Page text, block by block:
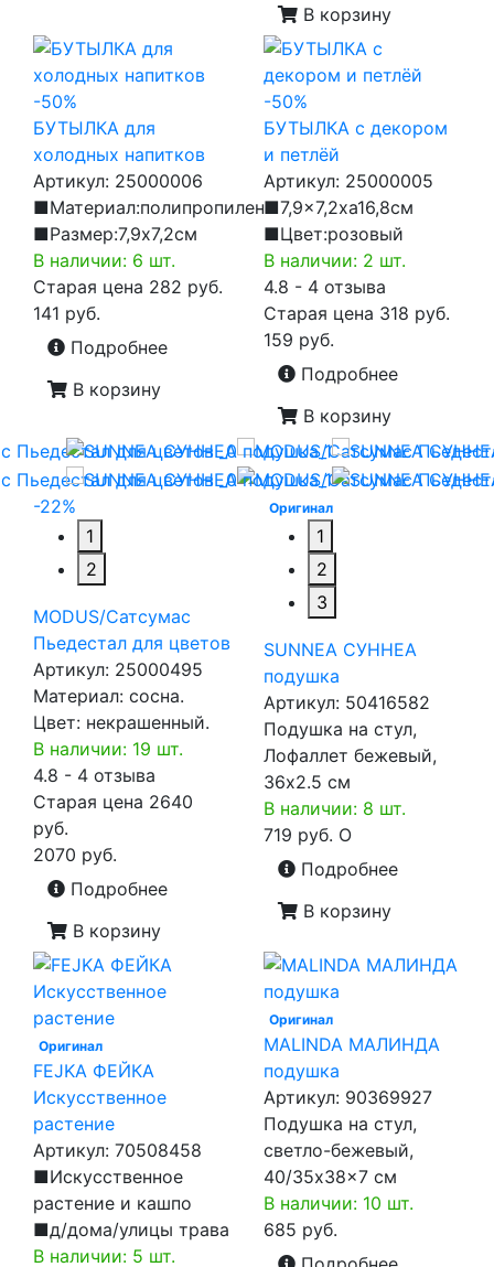
В корзину
-50%
БУТЫЛКА для
холодных напитков
Артикул: 25000006
■Материал:полипропилен
■Размер:7,9x7,2см
В наличии: 6 шт.
Старая цена 282 руб.
141 руб.
Подробнее
В корзину
-50%
БУТЫЛКА с декором
и петлёй
Артикул: 25000005
■7,9x7,2xа16,8см
■Цвет:розовый
В наличии: 2 шт.
4.8 - 4 отзыва
Старая цена 318 руб.
159 руб.
Подробнее
В корзину
-22%
1
2
MODUS/Сатсумас
Пьедестал для цветов
Артикул: 25000495
Материал: сосна.
Цвет: некрашенный.
В наличии: 19 шт.
4.8 - 4 отзыва
Старая цена 2640
руб.
2070 руб.
Подробнее
В корзину
Оригинал
1
2
3
SUNNEA СУННЕА
подушка
Артикул: 50416582
Подушка на стул,
Лофаллет бежевый,
36x2.5 см
В наличии: 8 шт.
719 руб. O
Подробнее
В корзину
Оригинал
FEJKA ФЕЙКА
Искусственное
растение
Артикул: 70508458
■Искусственное
растение и кашпо
■д/дома/улицы трава
В наличии: 5 шт.
Оригинал
MALINDA МАЛИНДА
подушка
Артикул: 90369927
Подушка на стул,
светло-бежевый,
40/35x38x7 см
В наличии: 10 шт.
685 руб.